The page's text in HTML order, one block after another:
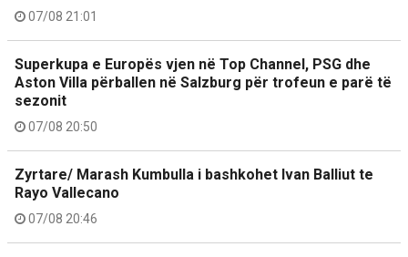
07/08 21:01
Superkupa e Europës vjen në Top Channel, PSG dhe
Aston Villa përballen në Salzburg për trofeun e parë të
sezonit
07/08 20:50
Zyrtare/ Marash Kumbulla i bashkohet Ivan Balliut te
Rayo Vallecano
07/08 20:46